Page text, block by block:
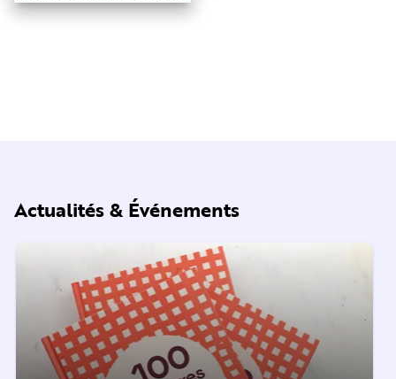
Actualités & Événements